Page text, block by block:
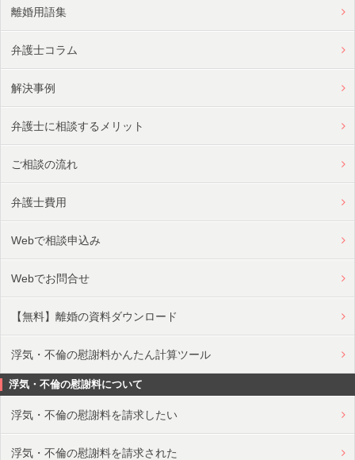
離婚用語集
弁護士コラム
解決事例
弁護士に相談するメリット
ご相談の流れ
弁護士費用
Webで相談申込み
Webでお問合せ
【無料】離婚の資料ダウンロード
浮気・不倫の慰謝料かんたん計算ツール
浮気・不倫の慰謝料について
浮気・不倫の慰謝料を請求したい
浮気・不倫の慰謝料を請求された